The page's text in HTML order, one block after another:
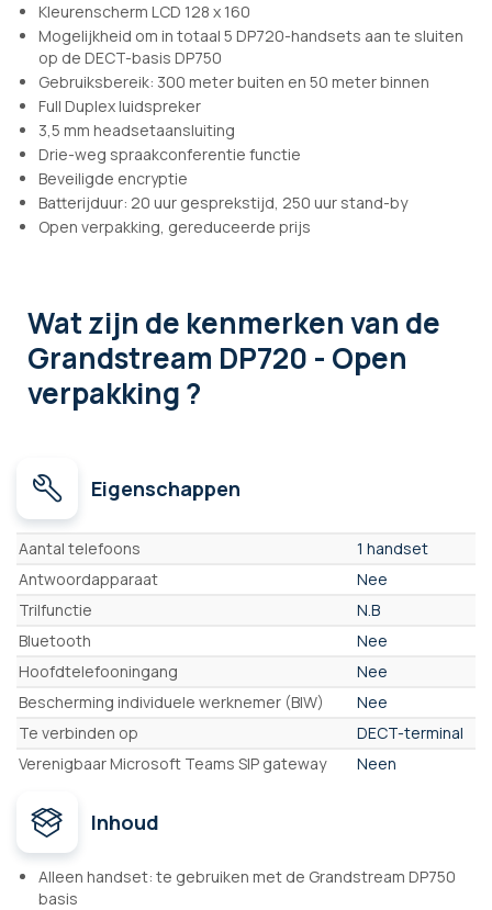
Kleurenscherm LCD 128 x 160
Mogelijkheid om in totaal 5 DP720-handsets aan te sluiten
op de DECT-basis DP750
Gebruiksbereik: 300 meter buiten en 50 meter binnen
Full Duplex luidspreker
3,5 mm headsetaansluiting
Drie-weg spraakconferentie functie
Beveiligde encryptie
Batterijduur: 20 uur gesprekstijd, 250 uur stand-by
Open verpakking, gereduceerde prijs
Wat zijn de kenmerkenvan de
Grandstream DP720 - Open
verpakking ?
Eigenschappen
Eigenschappen
Aantal telefoons
1 handset
Antwoordapparaat
Nee
Trilfunctie
N.B
Bluetooth
Nee
Hoofdtelefooningang
Nee
Bescherming individuele werknemer (BIW)
Nee
Te verbinden op
DECT-terminal
Verenigbaar Microsoft Teams SIP gateway
Neen
Inhoud
Alleen handset: te gebruiken met de Grandstream DP750
basis